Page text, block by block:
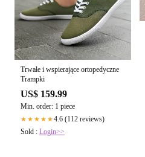
Trwałe i wspierające ortopedyczne
Trampki
US$ 159.99
Min. order: 1 piece
★★★★★4.6 (112 reviews)
Sold : Login>>